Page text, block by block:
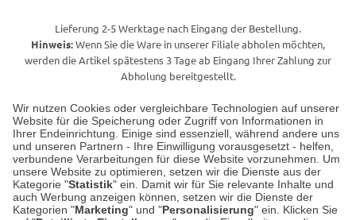
Wir nutzen Cookies oder vergleichbare Technologien auf unserer
Website für die Speicherung oder Zugriff von Informationen in
Ihrer Endeinrichtung. Einige sind essenziell, während andere uns
und unseren Partnern - Ihre Einwilligung vorausgesetzt - helfen,
verbundene Verarbeitungen für diese Website vorzunehmen. Um
unsere Website zu optimieren, setzen wir die Dienste aus der
Kategorie "Statistik" ein. Damit wir für Sie relevante Inhalte und
auch Werbung anzeigen können, setzen wir die Dienste der
Kategorien "Marketing" und "Personalisierung" ein. Klicken Sie
Lieferung 2-5 Werktage nach Eingang der Bestellung.
Hinweis:Wenn Sie die Ware in unserer Filiale abholen möchten,
werden die Artikel spätestens 3 Tage ab Eingang Ihrer Zahlung zur
Abholung bereitgestellt.
Unser Geschäft in Meckenheim
Auf dem Steinbüchel 6
53340 Meckenheim
Montag bis Samstag 9:00 Uhr bis 18:00 Uhr